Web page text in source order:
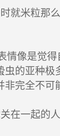
就米粒那
像是觉得
虫的亚种极
完全不可
在一起的